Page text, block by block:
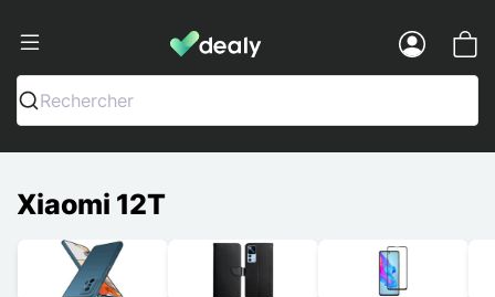
Dealy - Fundas y accesorios para
Rechercher
Xiaomi 12T